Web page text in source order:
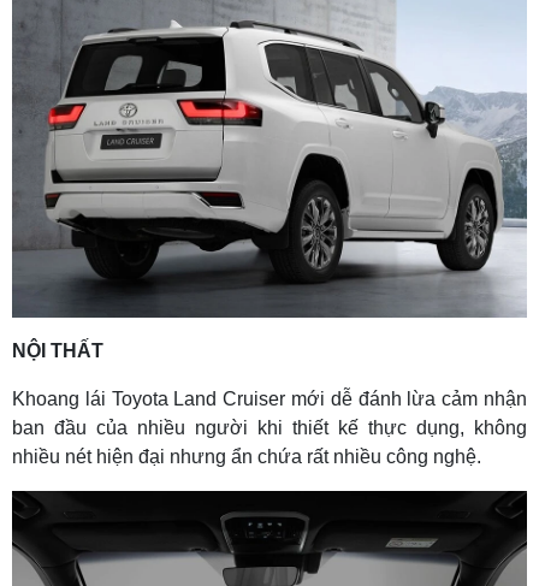
NỘI THẤT
Khoang lái Toyota Land Cruiser mới dễ đánh lừa cảm nhận
ban đầu của nhiều người khi thiết kế thực dụng, không
nhiều nét hiện đại nhưng ẩn chứa rất nhiều công nghệ.